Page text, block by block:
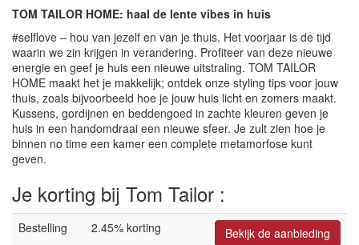
TOM TAILOR HOME: haal de lente vibes in huis
#selflove – hou van jezelf en van je thuis. Het voorjaar is de tijd
waarin we zin krijgen in verandering. Profiteer van deze nieuwe
energie en geef je huis een nieuwe uitstraling. TOM TAILOR
HOME maakt het je makkelijk; ontdek onze styling tips voor jouw
thuis, zoals bijvoorbeeld hoe je jouw huis licht en zomers maakt.
Kussens, gordijnen en beddengoed in zachte kleuren geven je
huis in een handomdraai een nieuwe sfeer. Je zult zien hoe je
binnen no time een kamer een complete metamorfose kunt
geven.
Je korting bij Tom Tailor :
Bestelling 2.45% korting Bekijk de aanbieding